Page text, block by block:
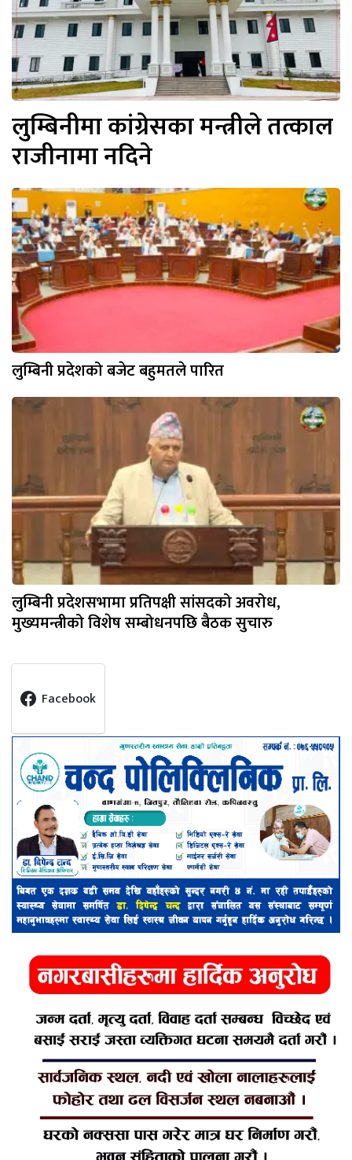
लुम्बिनीमा कांग्रेसका मन्त्रीले तत्काल
राजीनामा नदिने
लुम्बिनी प्रदेशको बजेट बहुमतले पारित
लुम्बिनी प्रदेशसभामा प्रतिपक्षी सांसदको अवरोध,
मुख्यमन्त्रीको विशेष सम्बोधनपछि बैठक सुचारु
Facebook